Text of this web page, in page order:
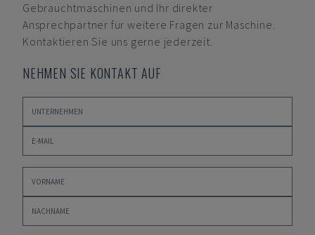
Gebrauchtmaschinen und Ihr direkter
Ansprechpartner für weitere Fragen zur Maschine.
Kontaktieren Sie uns gerne jederzeit.
NEHMEN SIE KONTAKT AUF